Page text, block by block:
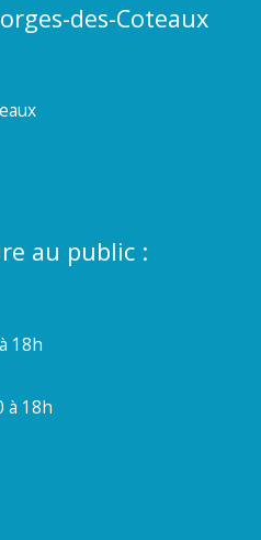
des-Coteaux
au public :
18h
à 18h